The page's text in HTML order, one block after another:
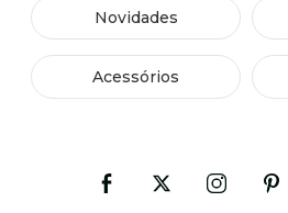
Novidades
Acessórios